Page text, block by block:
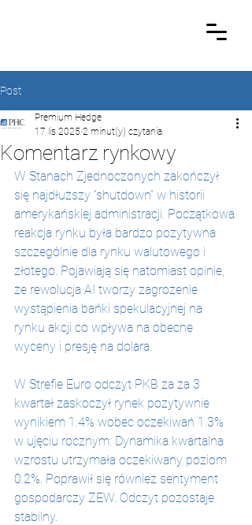
Post
Komentarz rynkowy
Premium Hedge
17 lis 2025 2 minut(y) czytania
W Stanach Zjednoczonych zakończył
się najdłuższy “shutdown” w historii
amerykańskiej administracji. Początkowa
reakcja rynku była bardzo pozytywna
szczególnie dla rynku walutowego i
złotego. Pojawiają się natomiast opinie,
że rewolucja AI tworzy zagrożenie
wystąpienia bańki spekulacyjnej na
rynku akcji co wpływa na obecne
wyceny i presję na dolara.
W Strefie Euro odczyt PKB za za 3
kwartał zaskoczył rynek pozytywnie
wynikiem 1.4% wobec oczekiwań 1.3%
w ujęciu rocznym. Dynamika kwartalna
wzrostu utrzymała oczekiwany poziom
0.2%. Poprawił się również sentyment
gospodarczy ZEW. Odczyt pozostaje
stabilny.